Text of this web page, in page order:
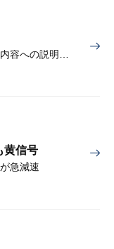
高市政権はより緩慢な引上げを容認／改定内容への説明責任が焦点
黄信号
急減速